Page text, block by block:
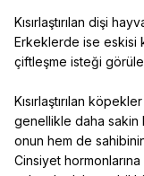
Kısırlaştırılan dişi
Erkeklerde ise eskisi
çiftleşme isteği
Kısırlaştırılan
genellikle daha sakin
onun hem de
Cinsiyet